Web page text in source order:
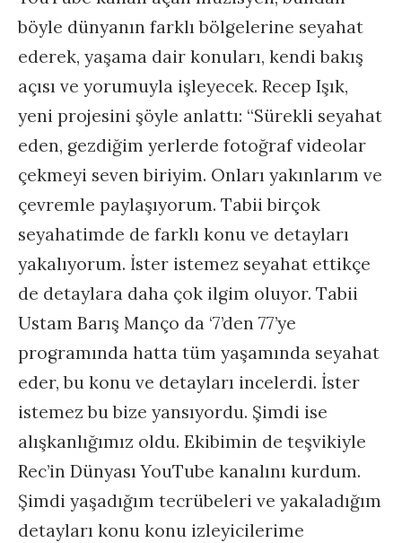
böyle dünyanın farklı bölgelerine seyahat
ederek, yaşama dair konuları, kendi bakış
açısı ve yorumuyla işleyecek. Recep Işık,
yeni projesini şöyle anlattı: “Sürekli seyahat
eden, gezdiğim yerlerde fotoğraf videolar
çekmeyi seven biriyim. Onları yakınlarım ve
çevremle paylaşıyorum. Tabii birçok
seyahatimde de farklı konu ve detayları
yakalıyorum. İster istemez seyahat ettikçe
de detaylara daha çok ilgim oluyor. Tabii
Ustam Barış Manço da ‘7’den 77’ye
programında hatta tüm yaşamında seyahat
eder, bu konu ve detayları incelerdi. İster
istemez bu bize yansıyordu. Şimdi ise
alışkanlığımız oldu. Ekibimin de teşvikiyle
Rec’in Dünyası YouTube kanalını kurdum.
Şimdi yaşadığım tecrübeleri ve yakaladığım
detayları konu konu izleyicilerime